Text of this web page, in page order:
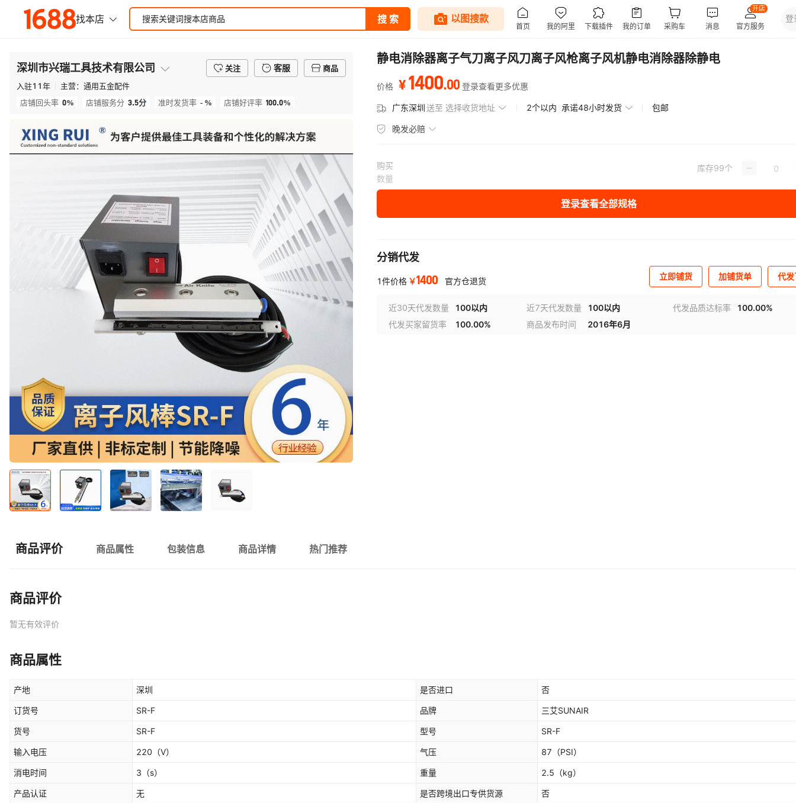
深圳市兴瑞工具技术有限公司 关注 客服
商品
入驻11年 主营： 通用五金配件
店铺回头率 0% 店铺服务分 3.5分 准时发货率 - % 店铺好评率 100.0%
静电消除器离子气刀离子风刀离子风枪离子风机静电消除器除静电
价格 ¥1400.00 登录查看更多优惠
广东深圳送至 选择收货地址 2个以内 承诺48小时发货 包邮
晚发必赔
购买
数量
库存99个
登录查看全部规格
分销代发
1件价格 ￥1400 官方仓退货 立即铺货 加铺货单 代
近30天代发数量 100以内 近7天代发数量 100以内 代发品质达标率
100.00%
代发买家留货率
100.00% 商品发布时间 2016年6月
商品评价 商品属性 包装信息 商品详情 热门推荐
商品评价
暂无有效评价
商品属性
产地 深圳 是否进口 否
订货号 SR-F 品牌 三艾SUNAIR
货号 SR-F 型号 SR-F
输入电压 220 （V） 气压 87 （PSI）
消电时间 3 （s） 重量 2.5 （kg）
产品认证 无 是否跨境出口专供货源 否